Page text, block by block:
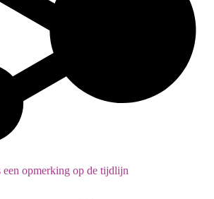
een opmerking op de tijdlijn